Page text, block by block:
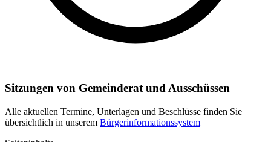
Sitzungen von Gemeinderat und Ausschüssen
Alle aktuellen Termine, Unterlagen und Beschlüsse finden Sie
übersichtlich in unserem Bürgerinformationssystem